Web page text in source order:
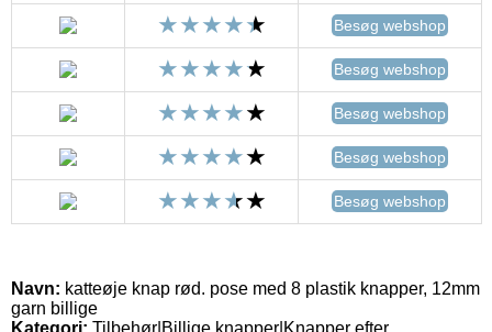
Besøg webshop
Besøg webshop
Besøg webshop
Besøg webshop
Besøg webshop
Navn: katteøje knap rød. pose med 8 plastik knapper, 12mm
garn billige
Kategori: Tilbehør|Billige knapper|Knapper efter